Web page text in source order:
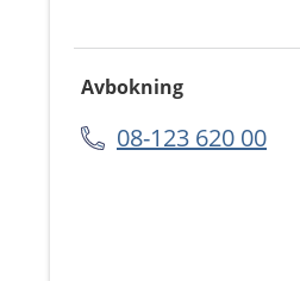
Avbokning
08-123 620 00